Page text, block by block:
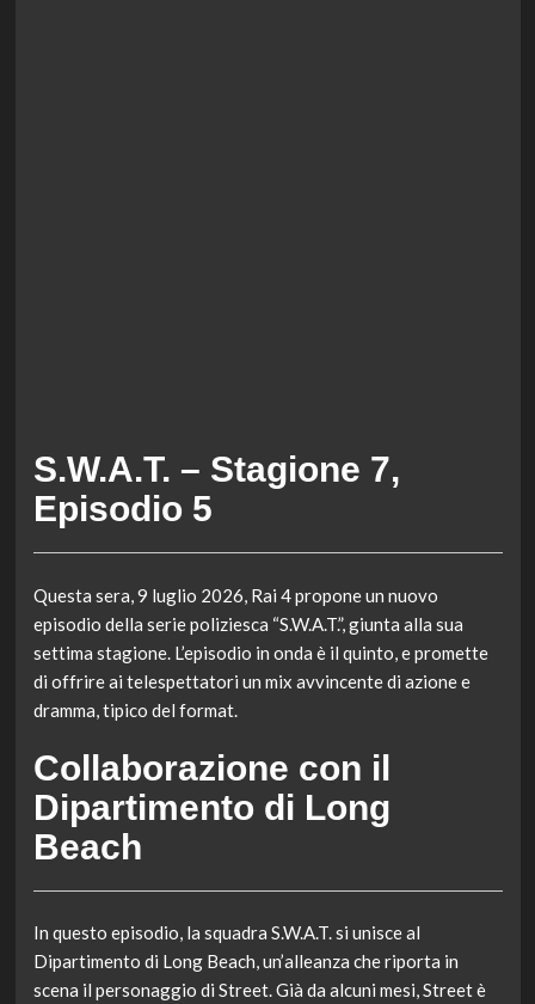
S.W.A.T. – Stagione 7,
Episodio 5
Questa sera, 9 luglio 2026, Rai 4 propone un nuovo
episodio della serie poliziesca “S.W.A.T.”, giunta alla sua
settima stagione. L’episodio in onda è il quinto, e promette
di offrire ai telespettatori un mix avvincente di azione e
dramma, tipico del format.
Collaborazione con il
Dipartimento di Long
Beach
In questo episodio, la squadra S.W.A.T. si unisce al
Dipartimento di Long Beach, un’alleanza che riporta in
scena il personaggio di Street. Già da alcuni mesi, Street è